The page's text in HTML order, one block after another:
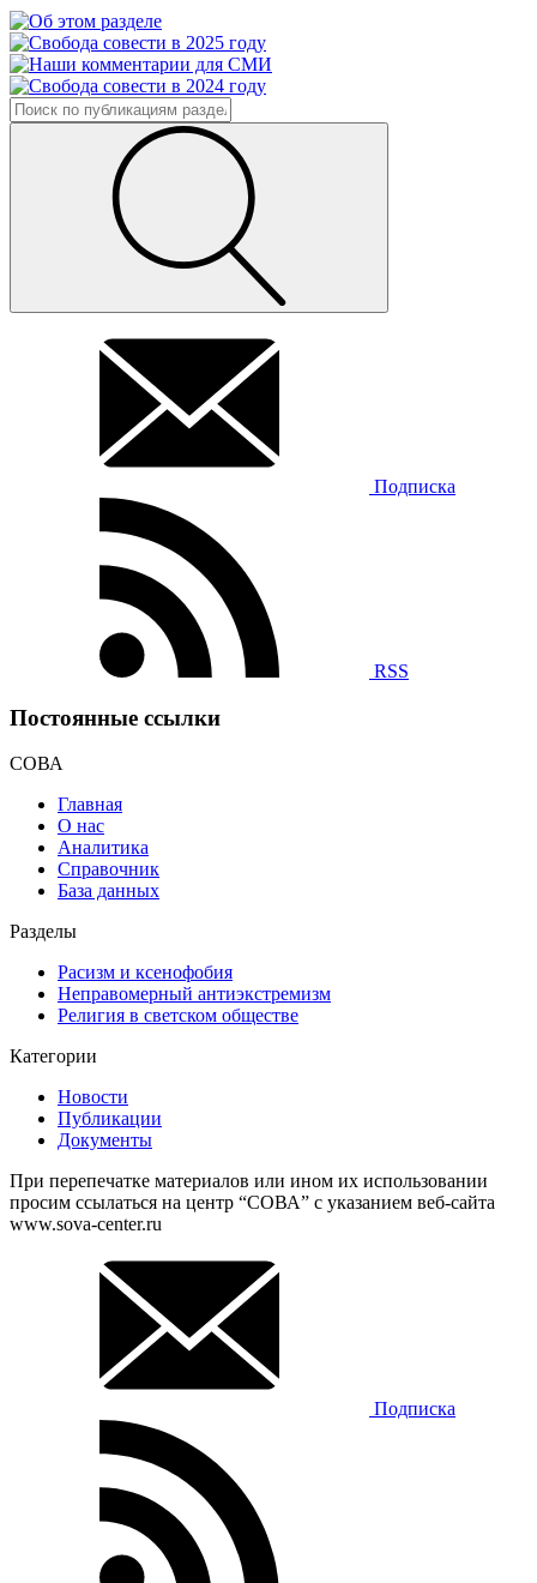
Подписка
RSS
Постоянные ссылки
СОВА
Главная
О нас
Аналитика
Справочник
База данных
Разделы
Расизм и ксенофобия
Неправомерный антиэкстремизм
Религия в светском обществе
Категории
Новости
Публикации
Документы
При перепечатке материалов или ином их использовании
просим ссылаться на центр “СОВА” с указанием веб-сайта
www.sova-center.ru
Подписка